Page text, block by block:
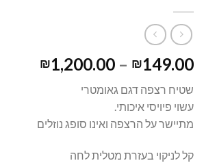
₪149.00
–
₪1,200.00
שטיח רצפה דגם גאומטרי
עשוי פיויסי איכותי.
מתיישר על הרצפה ואינו סופג נוזלים
קל לניקוי בעזרת מטלית לחה